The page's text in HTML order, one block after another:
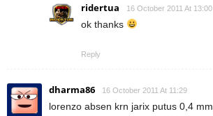
ridertua 16 October 2011 At 13:00
ok thanks
Reply
dharma86 16 October 2011 At 11:29
lorenzo absen krn jarix putus 0,4 mm,